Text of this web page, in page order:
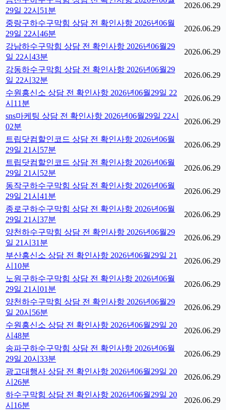
29일 22시51분
2026.06.29
중랑구하수구막힘 상담 전 확인사항 2026년06월
29일 22시46분
2026.06.29
강남하수구막힘 상담 전 확인사항 2026년06월29
일 22시43분
2026.06.29
강동하수구막힘 상담 전 확인사항 2026년06월29
일 22시32분
2026.06.29
수원흥신소 상담 전 확인사항 2026년06월29일 22
시11분
2026.06.29
sns마케팅 상담 전 확인사항 2026년06월29일 22시
02분
2026.06.29
트립닷컴할인코드 상담 전 확인사항 2026년06월
29일 21시57분
2026.06.29
트립닷컴할인코드 상담 전 확인사항 2026년06월
29일 21시52분
2026.06.29
동작구하수구막힘 상담 전 확인사항 2026년06월
29일 21시41분
2026.06.29
종로구하수구막힘 상담 전 확인사항 2026년06월
29일 21시37분
2026.06.29
양천하수구막힘 상담 전 확인사항 2026년06월29
일 21시31분
2026.06.29
부산흥신소 상담 전 확인사항 2026년06월29일 21
시10분
2026.06.29
노원구하수구막힘 상담 전 확인사항 2026년06월
29일 21시01분
2026.06.29
양천하수구막힘 상담 전 확인사항 2026년06월29
일 20시56분
2026.06.29
수원흥신소 상담 전 확인사항 2026년06월29일 20
시48분
2026.06.29
송파구하수구막힘 상담 전 확인사항 2026년06월
29일 20시33분
2026.06.29
광고대행사 상담 전 확인사항 2026년06월29일 20
시26분
2026.06.29
하수구막힘 상담 전 확인사항 2026년06월29일 20
시16분
2026.06.29